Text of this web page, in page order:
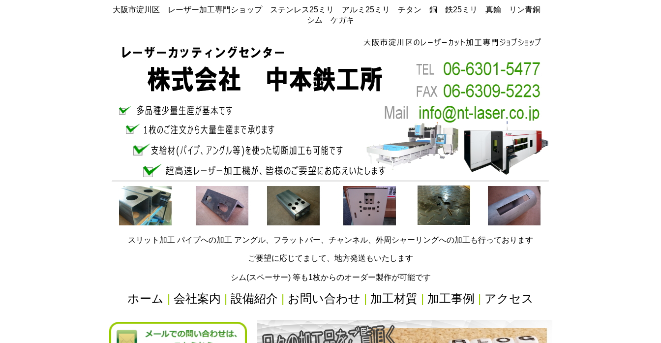
大阪市淀川区 レーザー加工専門ショップ ステンレス25ミリ アルミ25ミリ チタン 銅 鉄25ミリ 真鍮 リン青銅
シム ケガキ
スリット加工 パイプへの加工 アングル、フラットバー、チャンネル、外周シャーリングへの加工も行っております
ご要望に応じてまして、地方発送もいたします
シム(スペーサー) 等も1枚からのオーダー製作が可能です
ホーム | 会社案内 | 設備紹介 | お問い合わせ | 加工材質 | 加工事例 | アクセス